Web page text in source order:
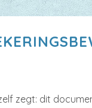
zegt: dit